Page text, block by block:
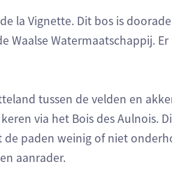
la Vignette. Dit bos is
Watermaatschappij. Er
tussen de velden en
via het Bois des Aulnois.
paden weinig of niet
aanrader.